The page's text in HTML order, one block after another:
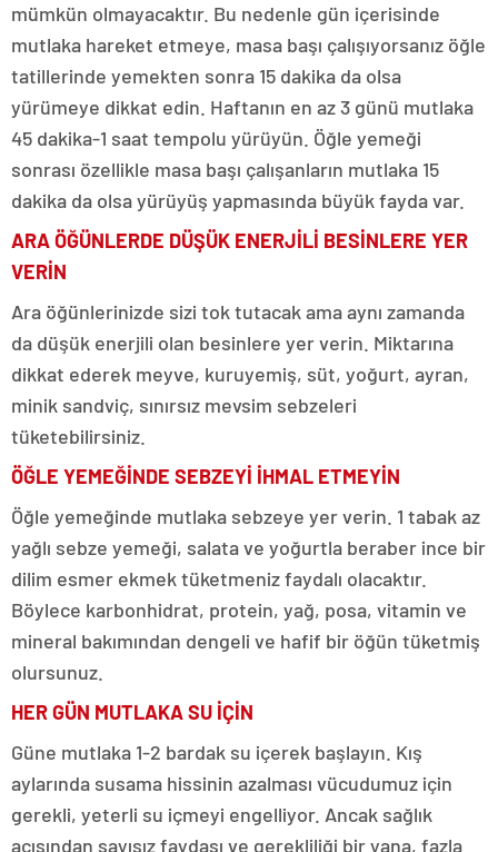
mümkün olmayacaktır. Bu nedenle gün içerisinde
mutlaka hareket etmeye, masa başı çalışıyorsanız öğle
tatillerinde yemekten sonra 15 dakika da olsa
yürümeye dikkat edin. Haftanın en az 3 günü mutlaka
45 dakika-1 saat tempolu yürüyün. Öğle yemeği
sonrası özellikle masa başı çalışanların mutlaka 15
dakika da olsa yürüyüş yapmasında büyük fayda var.
ARA ÖĞÜNLERDE DÜŞÜK ENERJİLİ BESİNLERE YER
VERİN
Ara öğünlerinizde sizi tok tutacak ama aynı zamanda
da düşük enerjili olan besinlere yer verin. Miktarına
dikkat ederek meyve, kuruyemiş, süt, yoğurt, ayran,
minik sandviç, sınırsız mevsim sebzeleri
tüketebilirsiniz.
ÖĞLE YEMEĞİNDE SEBZEYİ İHMAL ETMEYİN
Öğle yemeğinde mutlaka sebzeye yer verin. 1 tabak az
yağlı sebze yemeği, salata ve yoğurtla beraber ince bir
dilim esmer ekmek tüketmeniz faydalı olacaktır.
Böylece karbonhidrat, protein, yağ, posa, vitamin ve
mineral bakımından dengeli ve hafif bir öğün tüketmiş
olursunuz.
HER GÜN MUTLAKA SU İÇİN
Güne mutlaka 1-2 bardak su içerek başlayın. Kış
aylarında susama hissinin azalması vücudumuz için
gerekli, yeterli su içmeyi engelliyor. Ancak sağlık
açısından sayısız faydası ve gerekliliği bir yana, fazla